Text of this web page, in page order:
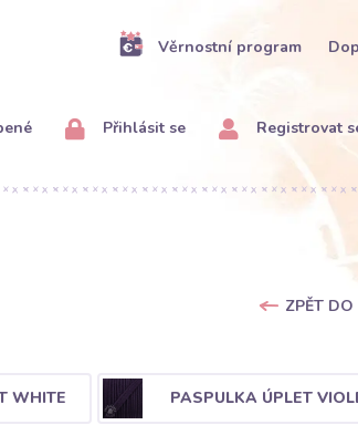
Věrnostní program
Přihlásit se Registrovat
ZPĚT DO
WHITE PASPULKA ÚPLET